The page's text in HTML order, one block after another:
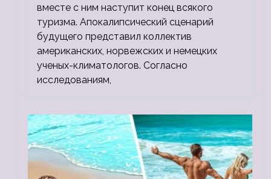
вместе с ним наступит конец всякого
туризма. Апокалипсический сценарий
будущего представил коллектив
американских, норвежских и немецких
ученых-климатологов. Согласно
исследованиям,